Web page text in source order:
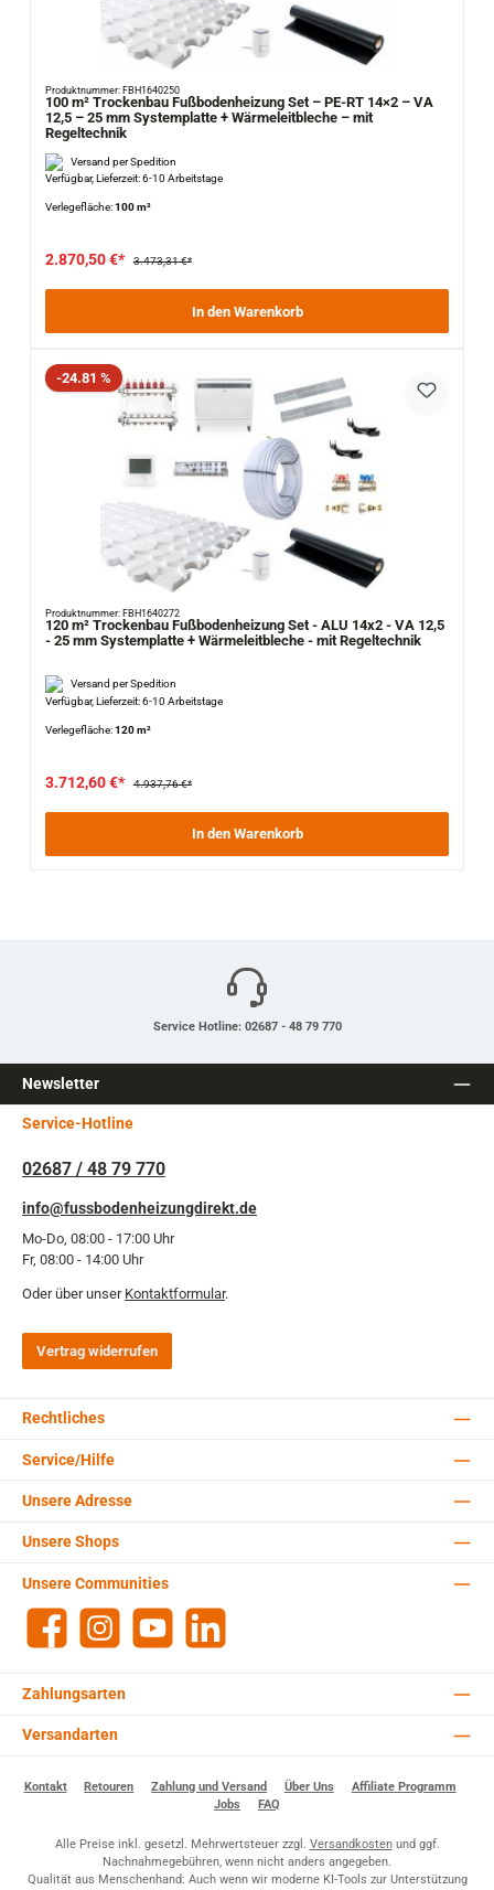
Produktnummer: FBH1640250
100 m² Trockenbau Fußbodenheizung Set – PE-RT 14×2 – VA
12,5 – 25 mm Systemplatte + Wärmeleitbleche – mit
Regeltechnik
Versand per Spedition
Verfügbar, Lieferzeit: 6-10 Arbeitstage
Verlegefläche:100 m²
2.870,50 €* 3.473,31 €*
In den Warenkorb
Rabatt
-24.81 %
Produktnummer: FBH1640272
120 m² Trockenbau Fußbodenheizung Set - ALU 14x2 - VA 12,5
- 25 mm Systemplatte + Wärmeleitbleche - mit Regeltechnik
Versand per Spedition
Verfügbar, Lieferzeit: 6-10 Arbeitstage
Verlegefläche:120 m²
3.712,60 €* 4.937,76 €*
In den Warenkorb
Service Hotline: 02687 - 48 79 770
Newsletter
Service-Hotline
02687 / 48 79 770
info@fussbodenheizungdirekt.de
Mo-Do, 08:00 - 17:00 Uhr
Fr, 08:00 - 14:00 Uhr
Oder über unser Kontaktformular.
Vertrag widerrufen
Rechtliches
Service/Hilfe
Zahlungsarten
Versandarten
Unsere Adresse
Unsere Communities
Facebook Instagram YouTube
Unsere Shops
Kontakt Retouren Zahlung und Versand Über Uns
Affiliate Programm
Jobs
FAQ
Alle Preise inkl. gesetzl. Mehrwertsteuer zzgl. Versandkostenund ggf.
Nachnahmegebühren, wenn nicht anders angegeben.
Qualität aus Menschenhand: Auch wenn wir moderne KI-Tools zur Unterstützung